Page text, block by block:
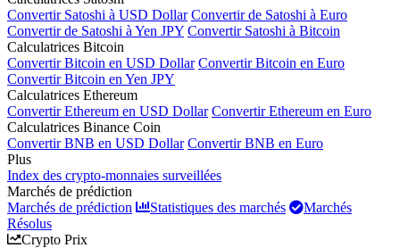
Convertir Satoshi à USD Dollar Convertir de Satoshi à Euro
Convertir de Satoshi à Yen JPY Convertir Satoshi à Bitcoin
Calculatrices Bitcoin
Convertir Bitcoin en USD Dollar Convertir Bitcoin en Euro
Convertir Bitcoin en Yen JPY
Calculatrices Ethereum
Convertir Ethereum en USD Dollar Convertir Ethereum en Euro
Calculatrices Binance Coin
Convertir BNB en USD Dollar Convertir BNB en Euro
Plus
Index des crypto-monnaies surveillées
Marchés de prédiction
Marchés de prédiction
Statistiques des marchés
Marchés
Résolus
Crypto Prix